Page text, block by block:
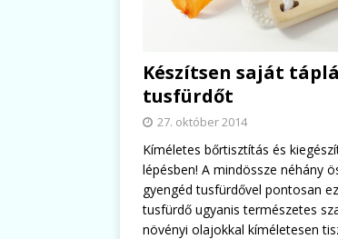
Készítsen saját
tusfürdőt
27. október 2014
Kíméletes bőrtisztítás és
lépésben! A mindössze néhány
gyengéd tusfürdővel pontosan
tusfürdő ugyanis természetes
növényi olajokkal kíméletesen